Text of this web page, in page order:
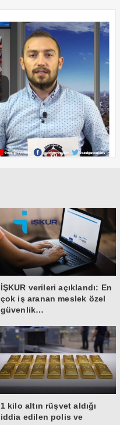
İŞKUR verileri açıklandı: En
çok iş aranan meslek özel
güvenlik…
1 kilo altın rüşvet aldığı
iddia edilen polis ve